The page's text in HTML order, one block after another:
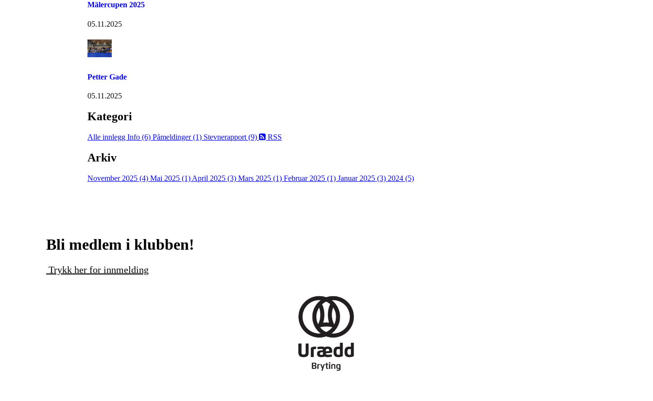
Mälercupen 2025
05.11.2025
Petter Gade
05.11.2025
Kategori
Alle innlegg Info (6) Påmeldinger (1) Stevnerapport (9) RSS
Arkiv
November 2025 (4) Mai 2025 (1) April 2025 (3) Mars 2025 (1) Februar 2025 (1) Januar 2025 (3) 2024 (5)
Bli medlem i klubben!
Trykk her for innmelding